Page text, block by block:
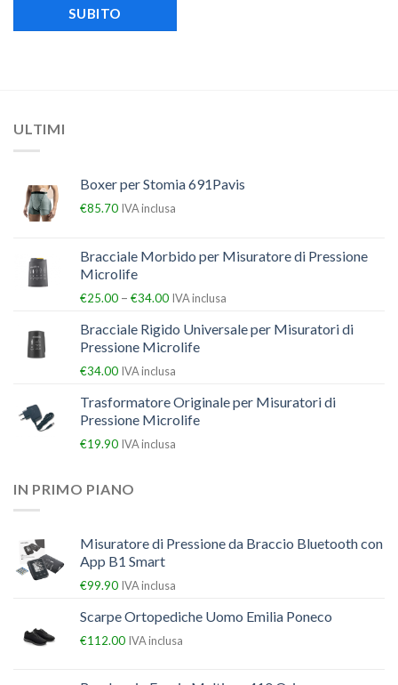
SUBITO
ULTIMI
Boxer per Stomia 691Pavis
€85.70 IVA inclusa
Bracciale Morbido per Misuratore di Pressione
Microlife
€25.00 – €34.00 IVA inclusa
Bracciale Rigido Universale per Misuratori di
Pressione Microlife
€34.00 IVA inclusa
Trasformatore Originale per Misuratori di
Pressione Microlife
€19.90 IVA inclusa
IN PRIMO PIANO
Misuratore di Pressione da Braccio Bluetooth con
App B1 Smart
€99.90 IVA inclusa
Scarpe Ortopediche Uomo Emilia Poneco
€112.00 IVA inclusa